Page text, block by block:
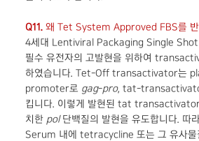
Q11.왜 Tet System Approved FBS를 반
4세대 Lentiviral Packaging Single Shot
필수 유전자의 고발현을 위하여
하였습니다. Tet-Off transactivator는
promoter로 gag-pro, tat-
킵니다. 이렇게 발현된 tat
치한 pol단백질의 발현을 유도합니다. 따
Serum 내에 tetracycline 또는 그 유사물